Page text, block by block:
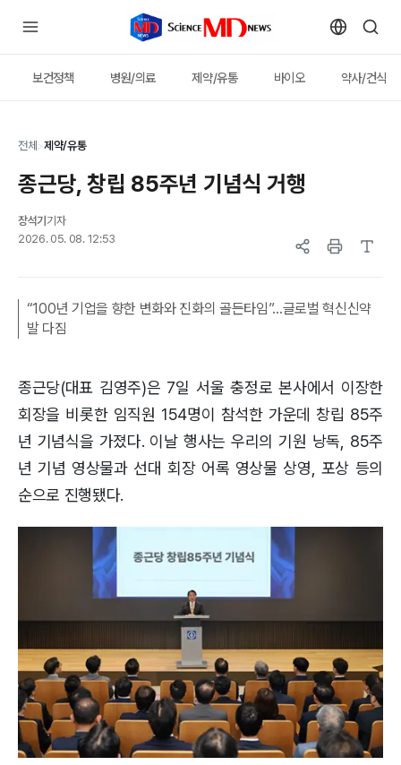
보건정책 병원/의료 제약/유통 바이오 약사/건식
전체 >제약/유통
종근당, 창립 85주년 기념식 거행
장석기기자
2026. 05. 08. 12:53
“100년 기업을 향한 변화와 진화의 골든타임”...글로벌 혁신신약
발 다짐
종근당(대표 김영주)은 7일 서울 충정로 본사에서 이장한
회장을 비롯한 임직원 154명이 참석한 가운데 창립 85주
년 기념식을 가졌다. 이날 행사는 우리의 기원 낭독, 85주
년 기념 영상물과 선대 회장 어록 영상물 상영, 포상 등의
순으로 진행됐다.